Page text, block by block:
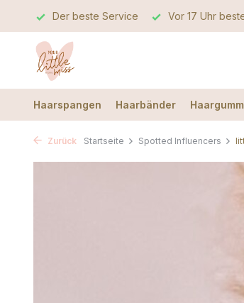
Vor 17 Uhr bestellt, noch am selben Tag
Haarspangen Haarbänder
Zurück Startseite Spotted Influencers